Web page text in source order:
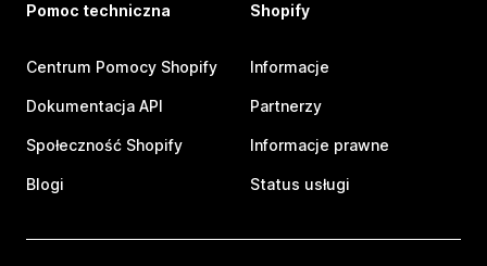
Pomoc techniczna
Centrum Pomocy Shopify
Dokumentacja API
Społeczność Shopify
Blogi
Shopify
Informacje
Partnerzy
Informacje prawne
Status usługi